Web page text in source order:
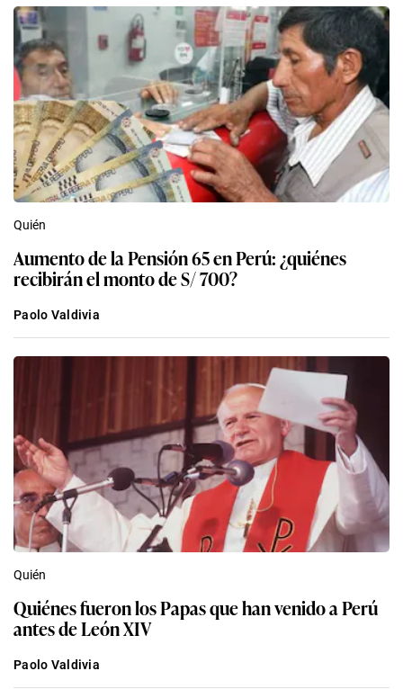
Quién
Aumento de la Pensión 65 en Perú: ¿quiénes
recibirán el monto de S/ 700?
Paolo Valdivia
Quién
Quiénes fueron los Papas que han venido a Perú
antes de León XIV
Paolo Valdivia